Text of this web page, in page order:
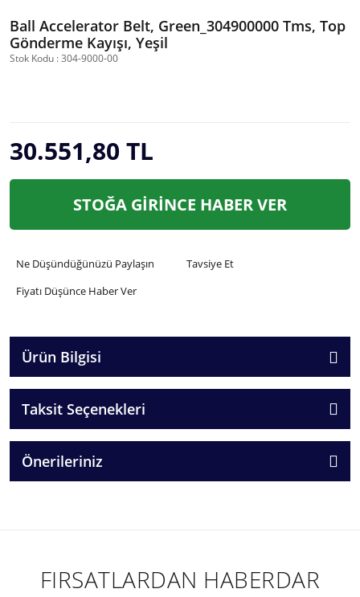
Ball Accelerator Belt, Green_304900000 Tms, Top
Gönderme Kayışı, Yeşil
Stok Kodu : 304-9000-00
30.551,80 TL
STOĞA GİRİNCE HABER VER
Ne Düşündüğünüzü Paylaşın
Tavsiye Et
Fiyatı Düşünce Haber Ver
Ürün Bilgisi
Taksit Seçenekleri
Önerileriniz
FIRSATLARDAN HABERDAR